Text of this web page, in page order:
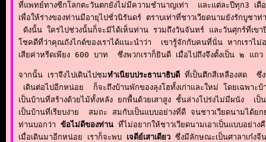
ที่แพทย์ทางซีกโลกตะวันตกยังไม่มีความชำนาญเท่า  และแต่ละปีทุก3 เ
เพื่อให้ร่างของท่านมีอายุไปชั่วนิรันดร์ ตราบเท่าที่ชาวเวียดนามยังรักบูช
ดังนั้น ใครไปช่วงนั้นก็จะมิได้เห็นท่าน รวมถึงวันจันทร์ และวันศุกร์ที่เ
โชคดีที่ว่าคุณถังไกด์ของเราได้แนะนำว่า  เขารู้จักกับคนที่นั่น หากเราไ
เสียค่าหรีดเพียง 600 บาท  ซึ่งพวกเราก็ยินดี เมื่อไปถึงจึงตั้งเป็น ๒ แ
จากนั้น เราจึงไปเดินไปชมทำเนียบประธานาธิบดี ที่เป็นตึกสีเหลืองสด  ซึ่
เดินต่อไปอีกหน่อย  ก็จะถึงบ้านพักของลุงโฮทั้งเก่าและใหม่ โดยเฉพ
เป็นบ้านที่สร้างด้วยไม้ทั้งหลัง ยกพื้นด้วยเสาสูง ชั้นล่างโปร่งไม่มีผนัง
เป็นบ้านที่เรียบง่าย  สมถะ สมกับเป็นแบบอย่างที่ดี จนชาวเวียดนามได้ย
ท่านบอกว่า ข้อไม่ดีของท่าน ที่ไม่อยากให้ชาวเวียดนามเอาเป็นแบบอย่า
เมื่อเดินมาอีกหน่อย เราก็จะพบ เจดีย์เสาเดียว ซึ่งมีลักษณะเป็นศาลาเก๋ง